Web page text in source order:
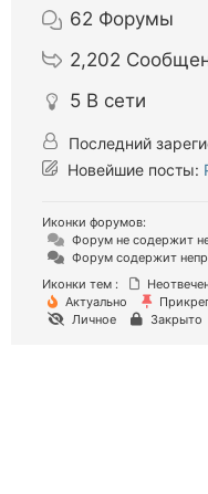
62 Форумы
2,202
5 В сети
Последний
Новейшие посты:
Иконки форумов:
Форум не содержит
Форум содержит
Иконки тем :
Актуально
Личное
Закрыто